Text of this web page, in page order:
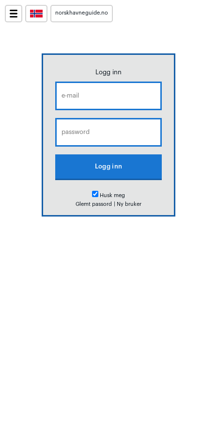
norskhavneguide.no
Logg inn
Husk meg
Glemt passord
Ny bruker